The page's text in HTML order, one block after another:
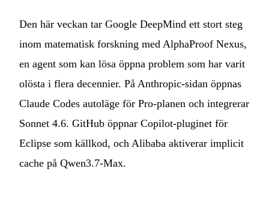
Den här veckan tar Google DeepMind ett stort steg
inom matematisk forskning med AlphaProof Nexus,
en agent som kan lösa öppna problem som har varit
olösta i flera decennier. På Anthropic-sidan öppnas
Claude Codes autoläge för Pro-planen och integrerar
Sonnet 4.6. GitHub öppnar Copilot-pluginet för
Eclipse som källkod, och Alibaba aktiverar implicit
cache på Qwen3.7-Max.